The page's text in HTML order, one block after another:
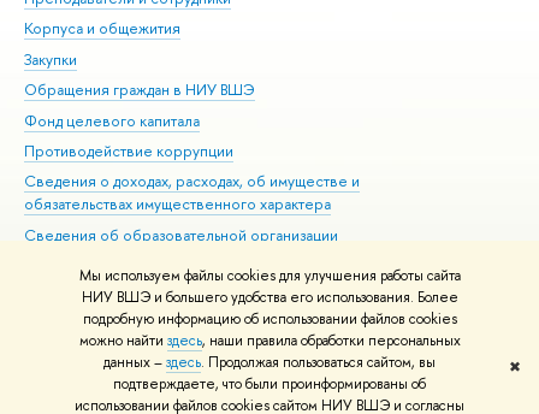
Мы используем файлы cookies для улучшения работы сайта
НИУ ВШЭ и большего удобства его использования. Более
подробную информацию об использовании файлов cookies
можно найти здесь, наши правила обработки персональных
данных –здесь. Продолжая пользоваться сайтом, вы
подтверждаете, что были проинформированы об
использовании файлов cookies сайтом НИУ ВШЭ и согласны
✖
Корпуса и общежития
Закупки
Обращения граждан в НИУ ВШЭ
Фонд целевого капитала
Противодействие коррупции
Сведения о доходах, расходах, об имуществе и
обязательствах имущественного характера
Сведения об образовательной организации
Людям с ограниченными возможностями здоровья
Единая платежная страница
Работа в Вышке
© НИУ ВШЭ 1993–2026 Адреса и контакты Условия использования